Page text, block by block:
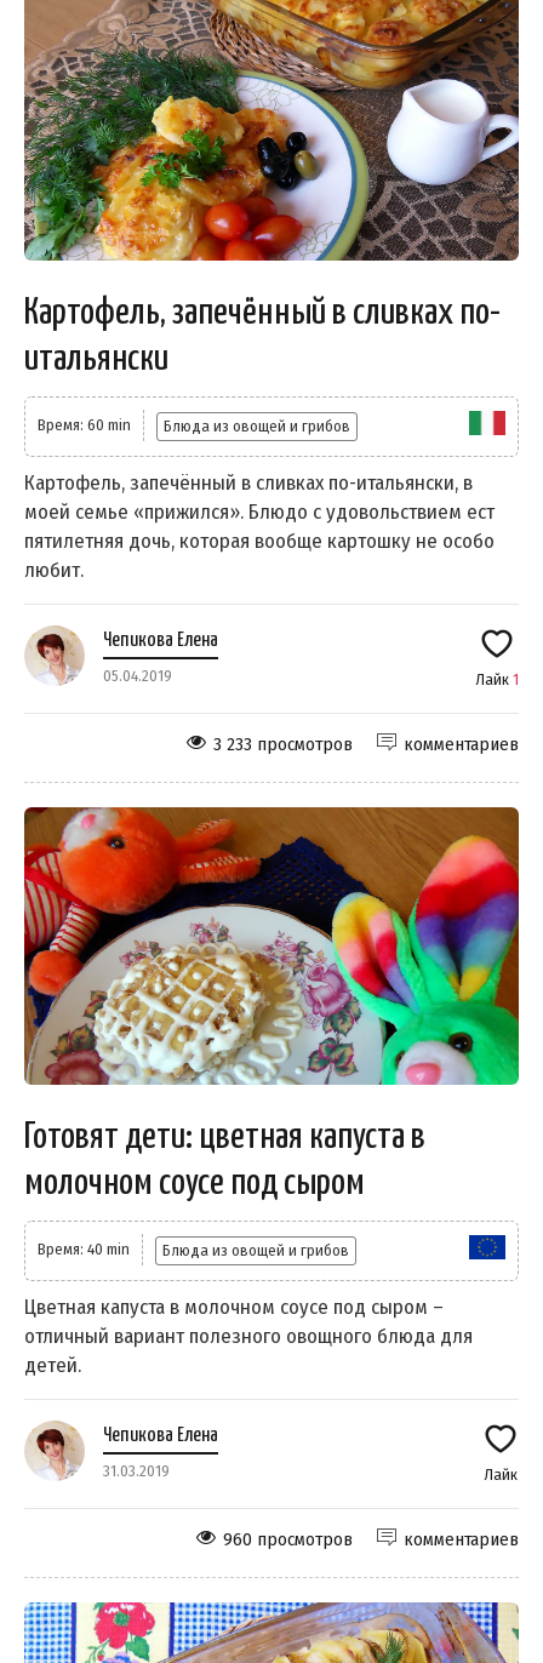
Картофель, запечённый в сливках по-
итальянски
Время: 60 min Блюда из овощей и грибов
Картофель, запечённый в сливках по-итальянски, в
моей семье «прижился». Блюдо с удовольствием ест
пятилетняя дочь, которая вообще картошку не особо
любит.
Чепикова Елена
05.04.2019 Лайк 1
комментариев
3 233 просмотров
Готовят дети: цветная капуста в
молочном соусе под сыром
Время: 40 min Блюда из овощей и грибов
Цветная капуста в молочном соусе под сыром –
отличный вариант полезного овощного блюда для
детей.
Чепикова Елена
31.03.2019 Лайк
комментариев
960 просмотров